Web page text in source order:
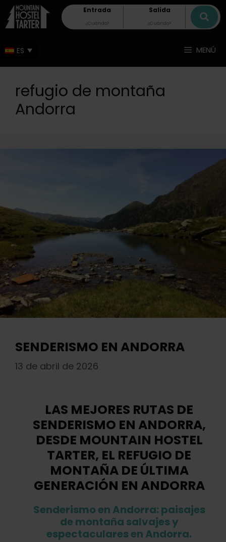
Entrada Salida
MENÚ
refugio de montaña
Andorra
SENDERISMO EN ANDORRA
13 de abril de 2026
LAS MEJORES RUTAS DE
SENDERISMO EN ANDORRA,
DESDE MOUNTAIN HOSTEL
TARTER, EL REFUGIO DE
MONTAÑA DE ÚLTIMA
GENERACIÓN EN ANDORRA
Senderismo en Andorra: paisajes
de montaña salvajes y
espectaculares en Andorra.